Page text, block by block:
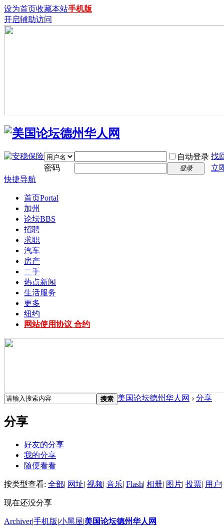
设为首页收藏本站手机版
开启辅助访问
自动登录 找
密码
登录
立
快捷导航
首页Portal
加州
论坛BBS
招聘
求职
汽车
房产
二手
热点新闻
生活服务
更多
纽约
网站使用协议 合约
搜索 美国论坛德州华人网 › 分享
分享
好友的分享
我的分享
随便看看
按类型查看: 全部| 网址| 视频| 音乐| Flash| 相册| 图片| 投票| 用户|
现在还没分享
Archiver|手机版|小黑屋|美国论坛德州华人网